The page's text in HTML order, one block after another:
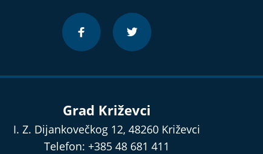
Grad Križevci
I. Z. Dijankovečkog 12, 48260 Križevci
Telefon: +385 48 681 411